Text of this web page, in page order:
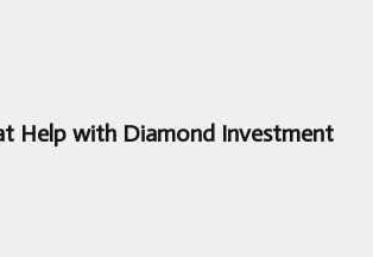
Help with Diamond Investment